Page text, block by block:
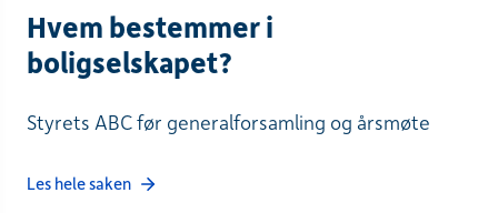
Hvem bestemmer i
boligselskapet?
Styrets ABC før generalforsamling og årsmøte
Les hele saken